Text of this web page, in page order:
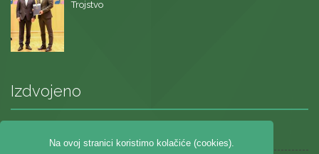
Na ovoj stranici koristimo kolačiće (cookies).
Trojstvo
Izdvojeno